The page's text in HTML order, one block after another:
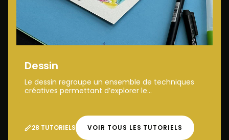
Dessin
Le dessin regroupe un ensemble de techniques
créatives permettant d’explorer le...
28 TUTORIELS VOIR TOUS LES TUTORIELS